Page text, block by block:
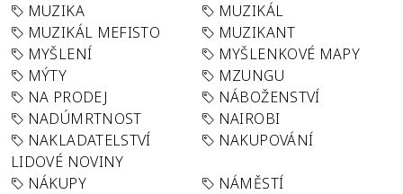
MUZIKA
MUZIKÁL
MUZIKÁL MEFISTO
MUZIKANT
MYŠLENÍ
MYŠLENKOVÉ MAPY
MÝTY
MZUNGU
NA PRODEJ
NÁBOŽENSTVÍ
NADÚMRTNOST
NAIROBI
NAKLADATELSTVÍ
LIDOVÉ NOVINY
NAKUPOVÁNÍ
NÁKUPY
NÁMĚSTÍ